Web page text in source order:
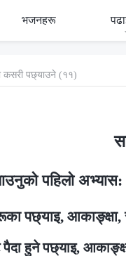
भजनहरू
कसरी पछ्याउने (११)
पहिलो अभ्यास:
पछ्याइ, आकाङ्क्षा,
पैदा हुने पछ्याइ,